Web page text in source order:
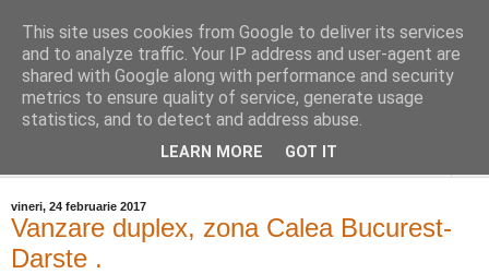
Distinct Imobiliare
Adrian Cocis 0742 129 909 ; Vasile Baciu 0768 440 185
vineri, 24 februarie 2017
Vanzare duplex, zona Calea Bucurest-
Darste .
This site uses cookies from Google to deliver its services
and to analyze traffic. Your IP address and user-agent are
shared with Google along with performance and security
metrics to ensure quality of service, generate usage
statistics, and to detect and address abuse.
LEARN MORE GOT IT